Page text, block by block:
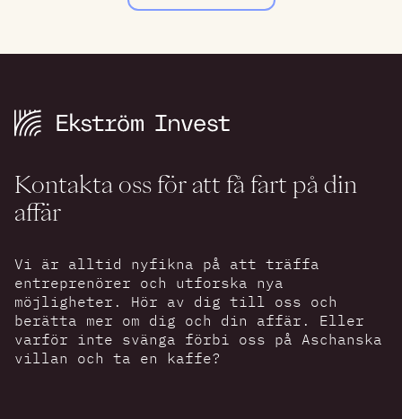
Kontakta oss för att få fart på din
affär
Vi är alltid nyfikna på att träffa
entreprenörer och utforska nya
möjligheter. Hör av dig till oss och
berätta mer om dig och din affär. Eller
varför inte svänga förbi oss på Aschanska
villan och ta en kaffe?